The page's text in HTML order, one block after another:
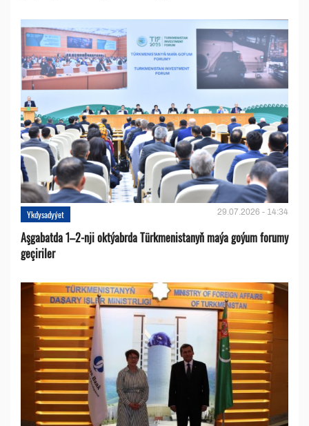
Ykdysadyýet 29.07.2026 - 14:34
Aşgabatda 1–2-nji oktýabrda Türkmenistanyň maýa goýum forumy
geçiriler